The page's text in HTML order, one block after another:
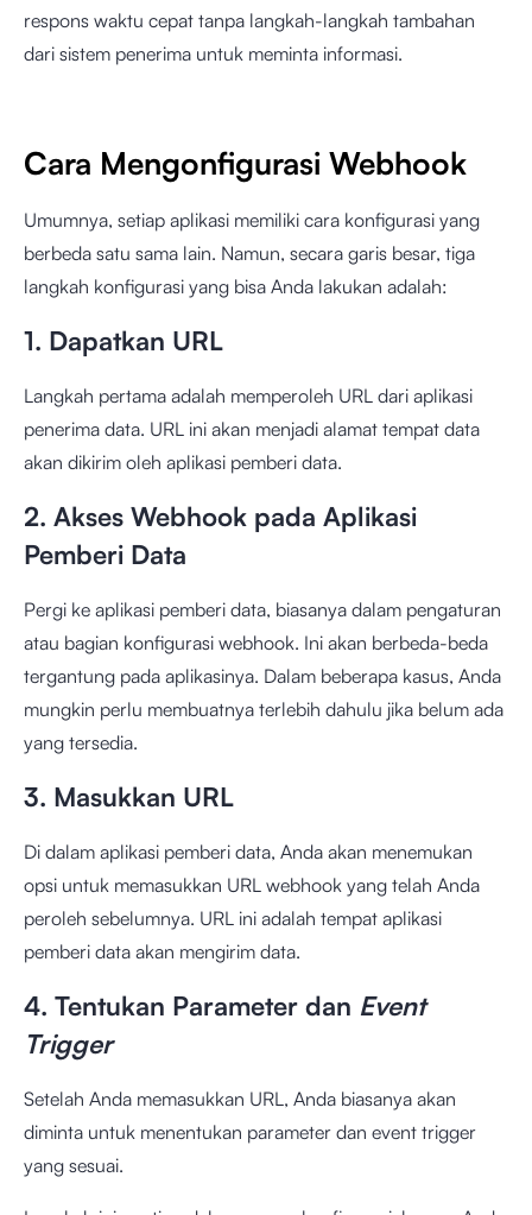
respons waktu cepat tanpa langkah-langkah tambahan
dari sistem penerima untuk meminta informasi.
Cara Mengonfigurasi Webhook
Umumnya, setiap aplikasi memiliki cara konfigurasi yang
berbeda satu sama lain. Namun, secara garis besar, tiga
langkah konfigurasi yang bisa Anda lakukan adalah:
1. Dapatkan URL
Langkah pertama adalah memperoleh URL dari aplikasi
penerima data. URL ini akan menjadi alamat tempat data
akan dikirim oleh aplikasi pemberi data.
2. Akses Webhook pada Aplikasi
Pemberi Data
Pergi ke aplikasi pemberi data, biasanya dalam pengaturan
atau bagian konfigurasi webhook. Ini akan berbeda-beda
tergantung pada aplikasinya. Dalam beberapa kasus, Anda
mungkin perlu membuatnya terlebih dahulu jika belum ada
yang tersedia.
3. Masukkan URL
Di dalam aplikasi pemberi data, Anda akan menemukan
opsi untuk memasukkan URL webhook yang telah Anda
peroleh sebelumnya. URL ini adalah tempat aplikasi
pemberi data akan mengirim data.
4. Tentukan Parameter dan Event
Trigger
Setelah Anda memasukkan URL, Anda biasanya akan
diminta untuk menentukan parameter dan event trigger
yang sesuai.